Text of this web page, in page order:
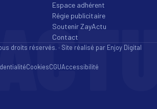
Espace adhérent
Régie publicitaire
Soutenir ZayActu
Contact
droits réservés. · Site réalisé par Enjoy Digital
CookiesCGUAccessibilité